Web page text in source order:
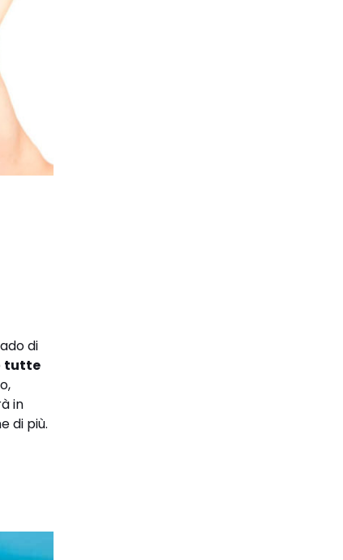
di
tutte
in
di più.